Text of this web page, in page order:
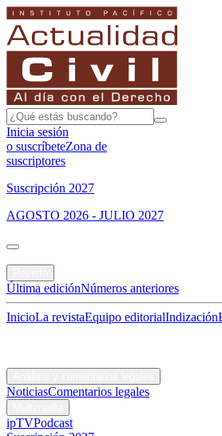
Inicia sesión
o suscríbeteZona de
suscriptores
Suscripción 2027
AGOSTO 2026 - JULIO 2027
Última ediciónNúmeros anteriores
InicioLa revistaEquipo editorialIndización
NoticiasComentarios legales
ipTVPodcast